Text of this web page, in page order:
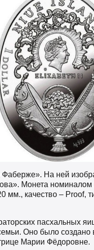
Фаберже». На ней
Монета
мм., качество – Proof,
пасхальных
Оно было создано
Марии Фёдоровне.